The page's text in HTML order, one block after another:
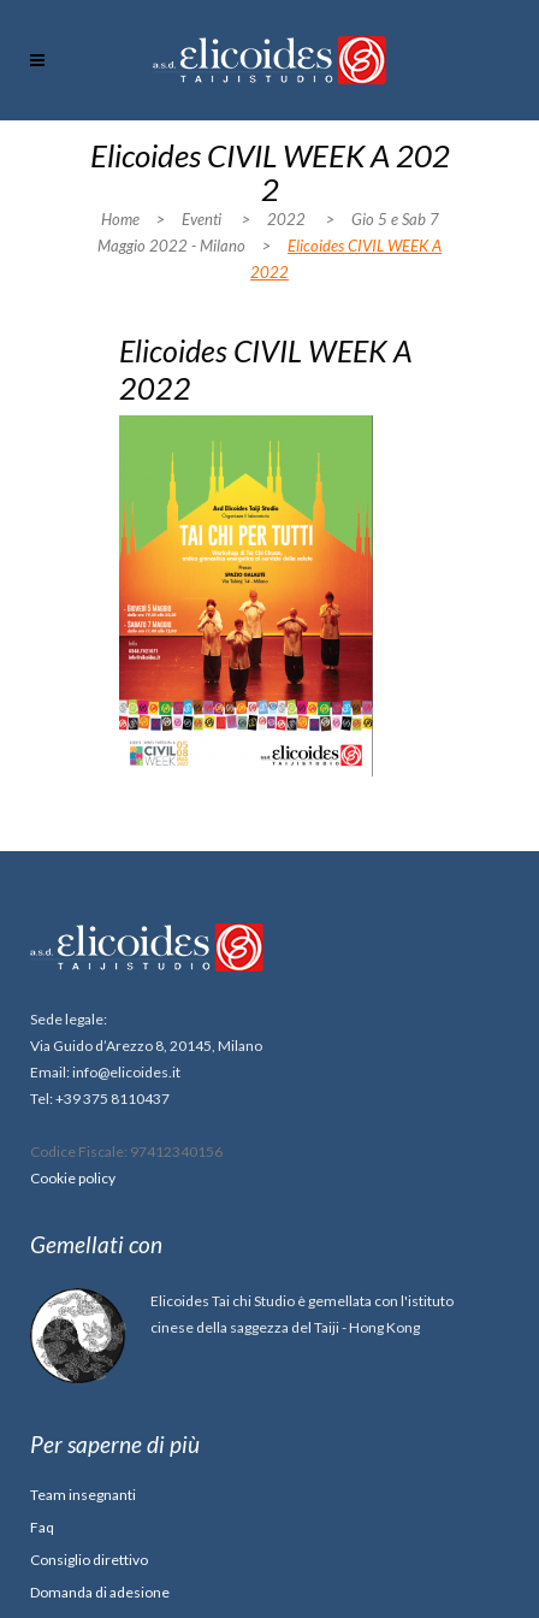
Elicoides CIVIL WEEK A 202
2
Home > Eventi > 2022 >
Gio 5 e Sab 7
Maggio 2022 - Milano
>
Elicoides CIVIL WEEK A
2022
Elicoides CIVIL WEEK A
2022
Sede legale:
Via Guido d’Arezzo 8, 20145, Milano
Email: info@elicoides.it
Tel: +39 375 8110437
Codice Fiscale: 97412340156
Cookie policy
Gemellati con
Elicoides Tai chi Studio è gemellata con l'istituto
cinese della saggezza del Taiji - Hong Kong
Per saperne di più
Team insegnanti
Faq
Consiglio direttivo
Domanda di adesione